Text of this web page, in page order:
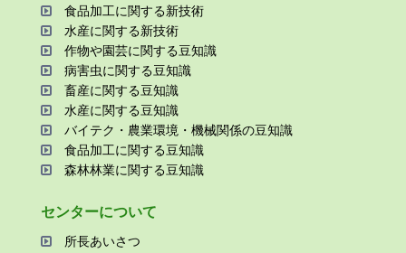
⾷品加⼯に関する新技術
⽔産に関する新技術
作物や園芸に関する⾖知識
病害⾍に関する⾖知識
畜産に関する⾖知識
⽔産に関する⾖知識
バイテク・農業環境・機械関係の⾖知識
⾷品加⼯に関する⾖知識
森林林業に関する⾖知識
センターについて
所⻑あいさつ